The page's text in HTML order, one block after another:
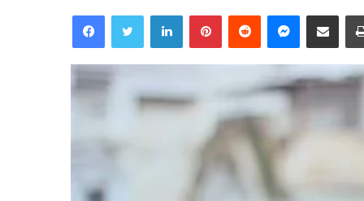
FacebookTwitter LinkedinPinterestReddit Messenger
Partager par email